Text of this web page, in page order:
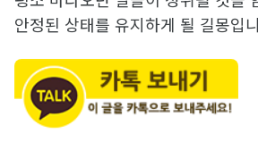
안정된 상태를 유지하게 될 길몽입